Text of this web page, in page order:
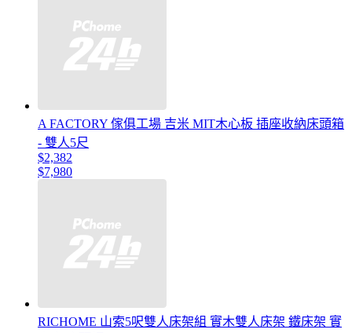
A FACTORY 傢俱工場 吉米 MIT木心板 插座收納床頭箱
- 雙人5尺
$2,382
$7,980
RICHOME 山索5呎雙人床架組 實木雙人床架 鐵床架 實